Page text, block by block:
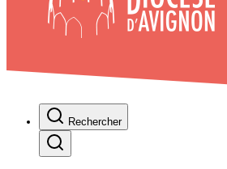
Rechercher